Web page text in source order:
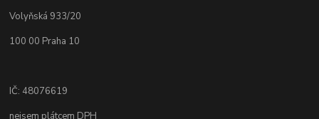
Volyňská 933/20
100 00 Praha 10
IČ: 48076619
nejsem plátcem DPH